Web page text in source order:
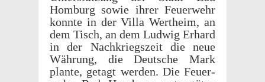
Homburg sowie ihrer Feuer­wehr
konnte in der Villa Wertheim, an
dem Tisch, an dem Ludwig Erhard
in der Nachkriegszeit die neue
Währung, die Deutsche Mark
plante, getagt werden. Die Feuer­